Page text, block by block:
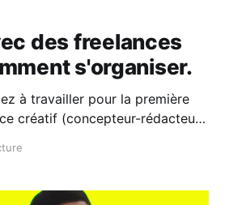
des freelances
s'organiser.
à travailler pour la première
créatif (concepteur-rédacteur,
étiez accompagné d'une agence
votre collaboration. #1 - On